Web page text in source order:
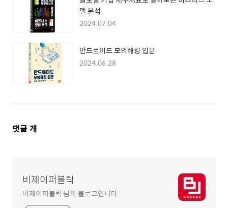
델 분석
2024.07.04
안드로이드 모의해킹 입문
2024.06.28
댓
댓글 개
비제이퍼블릭
비제이퍼블릭 님의 블로그입니다.